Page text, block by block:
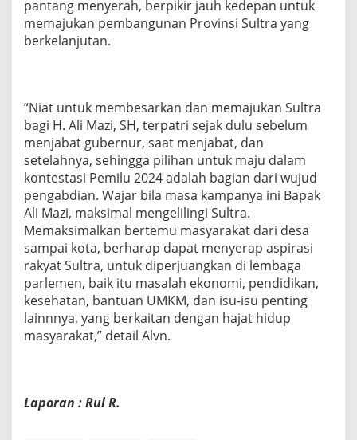
pantang menyerah, berpikir jauh kedepan untuk
memajukan pembangunan Provinsi Sultra yang
berkelanjutan.
“Niat untuk membesarkan dan memajukan Sultra
bagi H. Ali Mazi, SH, terpatri sejak dulu sebelum
menjabat gubernur, saat menjabat, dan
setelahnya, sehingga pilihan untuk maju dalam
kontestasi Pemilu 2024 adalah bagian dari wujud
pengabdian. Wajar bila masa kampanya ini Bapak
Ali Mazi, maksimal mengelilingi Sultra.
Memaksimalkan bertemu masyarakat dari desa
sampai kota, berharap dapat menyerap aspirasi
rakyat Sultra, untuk diperjuangkan di lembaga
parlemen, baik itu masalah ekonomi, pendidikan,
kesehatan, bantuan UMKM, dan isu-isu penting
lainnnya, yang berkaitan dengan hajat hidup
masyarakat,” detail Alvn.
Laporan : Rul R.